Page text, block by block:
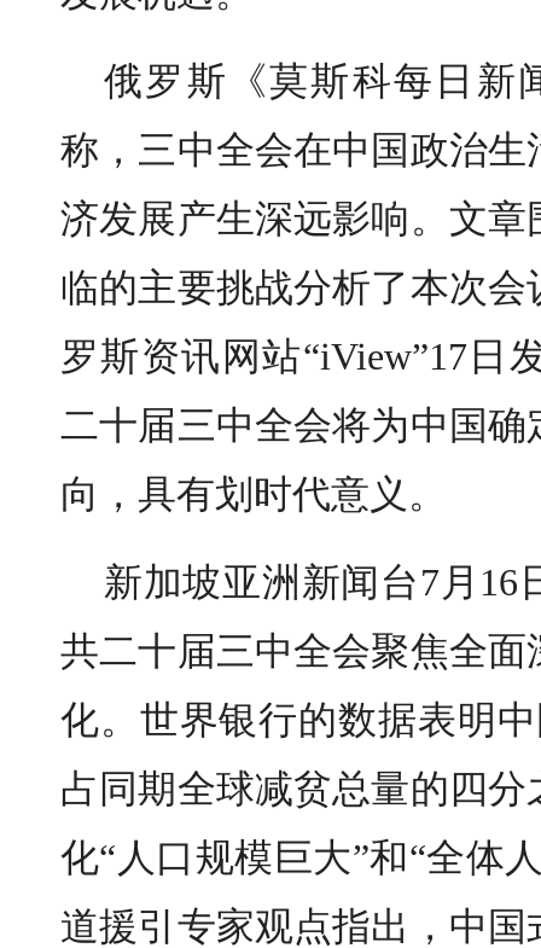
俄罗斯《莫斯科每日新
称，三中全会在中国政治
济发展产生深远影响。文
临的主要挑战分析了本次
罗斯资讯网站“iView”17日
二十届三中全会将为中国
向，具有划时代意义。
新加坡亚洲新闻台7月16
共二十届三中全会聚焦全
化。世界银行的数据表明
占同期全球减贫总量的四
化“人口规模巨大”和“全体
道援引专家观点指出，中